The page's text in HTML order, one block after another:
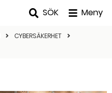
SÖK Meny
CYBERSÄKERHET